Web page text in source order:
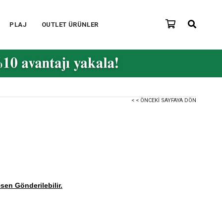
PLAJ OUTLET ÜRÜNLER
< < ÖNCEKI SAYFAYA DÖN
Gönderilebilir.